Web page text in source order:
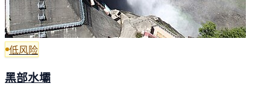
低风险
黑部水壩